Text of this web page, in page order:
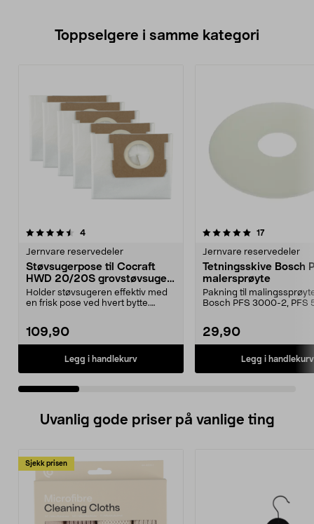
Toppselgere i samme kategori
4anmeldelser
Jernvare reservedeler
Støvsugerpose til Cocraft
HWD 20/20S grovstøvsuger,
5-pakning
Holder støvsugeren effektiv med
en frisk pose ved hvert bytte.
109,90
Legg i handlekurv
5.0 av 5 stjerner 17anmeldelser
Jernvare reservedeler
Tetningsskive Bosch
malersprøyte
Pakning til
Bosch PFS 3000-2, PFS
29,90
Legg i handlekurv
5.0 av 5 stjerner
Uvanlig gode priser på vanlige ting
Sjekk prisen